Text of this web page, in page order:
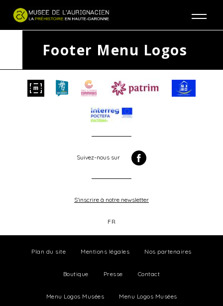
Footer Menu Logos
Suivez-nous sur
S'inscrire à notre newsletter
FR
Plan du site Mentions légales Nos partenaires
Boutique Presse Contact
Menu Logos Musées Menu Logos Musées